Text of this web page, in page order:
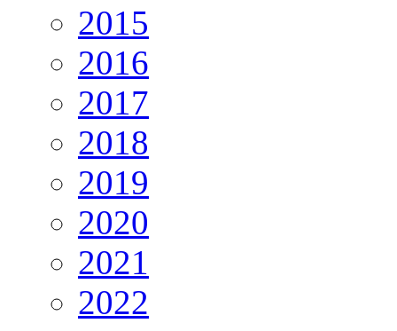
2015
2016
2017
2018
2019
2020
2021
2022